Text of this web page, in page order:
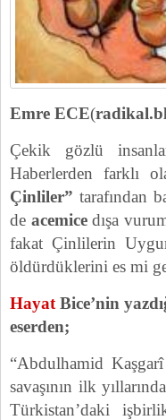
Emre ECE(
Çekik gözlü
Haberlerden farklı
Çinliler” tarafından
de acemicedışa
fakat Çinlilerin Uygur
öldürdüklerini es mi
Hayat Bice’nin
eserden;
“Abdulhamid
savaşının ilk
Türkistan’daki